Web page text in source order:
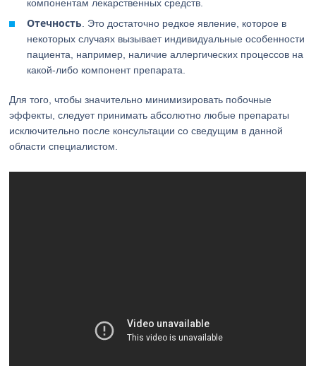
компонентам лекарственных средств.
Отечность . Это достаточно редкое явление, которое в
некоторых случаях вызывает индивидуальные особенности
пациента, например, наличие аллергических процессов на
какой-либо компонент препарата.
Для того, чтобы значительно минимизировать побочные
эффекты, следует принимать абсолютно любые препараты
исключительно после консультации со сведущим в данной
области специалистом.